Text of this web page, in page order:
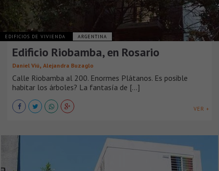
EDIFICIOS DE VIVIENDA ARGENTINA
Edificio Riobamba, en Rosario
Daniel Viú, Alejandra Buzaglo
Calle Riobamba al 200. Enormes Plátanos. Es posible
habitar los árboles? La fantasía de [...]
VER +